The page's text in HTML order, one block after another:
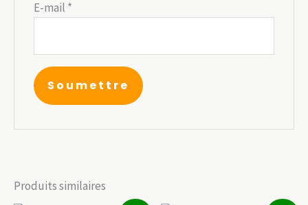
E-mail *
Produits similaires